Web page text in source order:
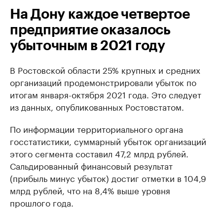
На Дону каждое четвертое
предприятие оказалось
убыточным в 2021 году
В Ростовской области 25% крупных и средних
организаций продемонстрировали убыток по
итогам января-октября 2021 года. Это следует
из данных, опубликованных Ростовстатом.
По информации территориального органа
госстатистики, суммарный убыток организаций
этого сегмента составил 47,2 млрд рублей.
Сальдированный финансовый результат
(прибыль минус убыток) достиг отметки в 104,9
млрд рублей, что на 8,4% выше уровня
прошлого года.